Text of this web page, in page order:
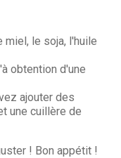
miel, le soja, l'huile
obtention d'une
ajouter des
une cuillère de
! Bon appétit !